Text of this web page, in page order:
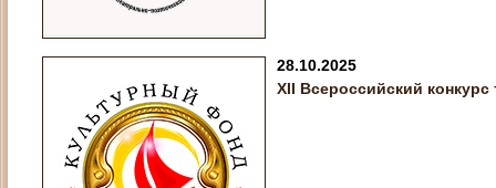
28.10.2025
XII Всероссийский конкурс